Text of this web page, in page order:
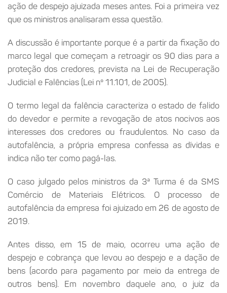
ação de despejo ajuizada meses antes. Foi a primeira vez
que os ministros analisaram essa questão.
A discussão é importante porque é a partir da fixação do
marco legal que começam a retroagir os 90 dias para a
proteção dos credores, prevista na Lei de Recuperação
Judicial e Falências (Lei nº 11.101, de 2005).
O termo legal da falência caracteriza o estado de falido
do devedor e permite a revogação de atos nocivos aos
interesses dos credores ou fraudulentos. No caso da
autofalência, a própria empresa confessa as dívidas e
indica não ter como pagá-las.
O caso julgado pelos ministros da 3ª Turma é da SMS
Comércio de Materiais Elétricos. O processo de
autofalência da empresa foi ajuizado em 26 de agosto de
2019.
Antes disso, em 15 de maio, ocorreu uma ação de
despejo e cobrança que levou ao despejo e a dação de
bens (acordo para pagamento por meio da entrega de
outros bens). Em novembro daquele ano, o juiz da